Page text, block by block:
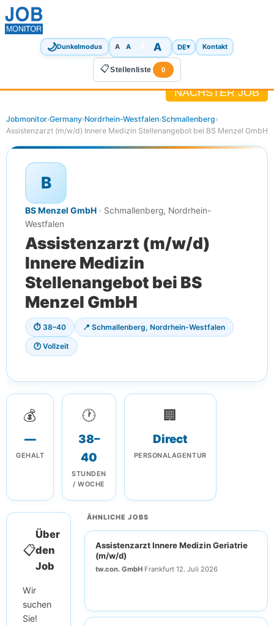
🌙Dunkelmodus A A A DE▾ Kontakt
📋Stellenliste 0
NÄCHSTER JOB
Jobmonitor›Germany›Nordrhein-Westfalen›Schmallenberg›
Assistenzarzt (m/w/d) Innere Medizin Stellenangebot bei BS Menzel GmbH
B
BS Menzel GmbH · Schmallenberg, Nordrhein-
Westfalen
Assistenzarzt (m/w/d)
Innere Medizin
Stellenangebot bei BS
Menzel GmbH
⏱ 38–40 📍 Schmallenberg, Nordrhein-Westfalen
🕐 Vollzeit
💰
—
GEHALT
🕐
38–
40
STUNDEN
/ WOCHE
🏢
Direct
PERSONALAGENTUR
📋
Über
den
Job
Wir
suchen
Sie!
ÄHNLICHE JOBS
Assistenzarzt Innere Medizin Geriatrie
(m/w/d)
tw.con. GmbH·Frankfurt·12. Juli 2026